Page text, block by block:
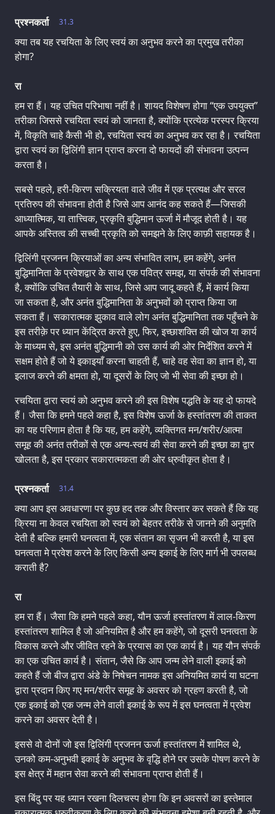
31.3
प्रश्नकर्ता
क्या तब यह रचयिता के लिए स्वयं का अनुभव करने का प्रमुख तरीका
होगा?
रा
हम रा हैं। यह उचित परिभाषा नहीं है। शायद विशेषण होगा “एक उपयुक्त”
तरीका जिससे रचयिता स्वयं को जानता है, क्योंकि प्रत्येक परस्पर क्रिया
में, विकृति चाहे कैसी भी हो, रचयिता स्वयं का अनुभव कर रहा है। रचयिता
द्वारा स्वयं का द्विलिंगी ज्ञान प्राप्त करना दो फायदों की संभावना उत्पन्न
करता है।
सबसे पहले, हरी-किरण सक्रियता वाले जीव में एक प्रत्यक्ष और सरल
प्रतिरुप की संभावना होती है जिसे आप आनंद कह सकते हैं—जिसकी
आध्यात्मिक, या तात्त्विक, प्रकृति बुद्धिमान ऊर्जा में मौजूद होती है। यह
आपके अस्तित्व की सच्ची प्रकृति को समझने के लिए काफ़ी सहायक है।
द्विलिंगी प्रजनन क्रियाओं का अन्य संभावित लाभ, हम कहेंगे, अनंत
बुद्धिमानिता के प्रवेशद्वार के साथ एक पवित्र समझ, या संपर्क की संभावना
है, क्योंकि उचित तैयारी के साथ, जिसे आप जादू कहते हैं, में कार्य किया
जा सकता है, और अनंत बुद्धिमानिता के अनुभवों को प्राप्त किया जा
सकता हैं। सकारात्मक झुकाव वाले लोग अनंत बुद्धिमानिता तक पहुँचने के
इस तरीक़े पर ध्यान केंद्रित करते हुए, फिर, इच्छाशक्ति की खोज या कार्य
के माध्यम से, इस अनंत बुद्धिमानी को उस कार्य की ओर निर्देशित करने में
सक्षम होते हैं जो ये इकाइयाँ करना चाहती हैं, चाहे वह सेवा का ज्ञान हो, या
इलाज करने की क्षमता हो, या दूसरों के लिए जो भी सेवा की इच्छा हो।
रचयिता द्वारा स्वयं को अनुभव करने की इस विशेष पद्धति के यह दो फायदे
हैं। जैसा कि हमने पहले कहा है, इस विशेष ऊर्जा के हस्तांतरण की ताकत
का यह परिणाम होता है कि यह, हम कहेंगे, व्यक्तिगत मन/शरीर/आत्मा
समूह की अनंत तरीकों से एक अन्य-स्वयं की सेवा करने की इच्छा का द्वार
खोलता है, इस प्रकार सकारात्मकता की ओर ध्रुवीकृत होता है।
31.4
प्रश्नकर्ता
क्या आप इस अवधारणा पर कुछ हद तक और विस्तार कर सकते हैं कि यह
क्रिया ना केवल रचयिता को स्वयं को बेहतर तरीके से जानने की अनुमति
देती है बल्कि हमारी घनत्वता में, एक संतान का सृजन भी करती है, या इस
घनत्वता मे प्रवेश करने के लिए किसी अन्य इकाई के लिए मार्ग भी उपलब्ध
कराती है?
रा
हम रा हैं। जैसा कि हमने पहले कहा, यौन ऊर्जा हस्तांतरण में लाल-किरण
हस्तांतरण शामिल है जो अनियमित है और हम कहेंगे, जो दूसरी घनत्वता के
विकास करने और जीवित रहने के प्रयास का एक कार्य है। यह यौन संपर्क
का एक उचित कार्य है। संतान, जैसे कि आप जन्म लेने वाली इकाई को
कहते हैं जो बीज द्वारा अंडे के निषेचन नामक इस अनियमित कार्य या घटना
द्वारा प्रदान किए गए मन/शरीर समूह के अवसर को ग्रहण करती है, जो
एक इकाई को एक जन्म लेने वाली इकाई के रूप में इस घनत्वता में प्रवेश
करने का अवसर देती है।
इससे वो दोनों जो इस द्विलिंगी प्रजनन ऊर्जा हस्तांतरण में शामिल थे,
उनको कम-अनुभवी इकाई के अनुभव के वृद्धि होने पर उसके पोषण करने के
इस क्षेत्र में महान सेवा करने की संभावना प्राप्त होती हैं।
इस बिंदु पर यह ध्यान रखना दिलचस्प होगा कि इन अवसरों का इस्तेमाल